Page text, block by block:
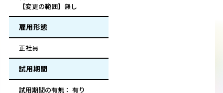
【変更の範囲】無し
雇用形態
正社員
試用期間
試用期間の有無： 有り